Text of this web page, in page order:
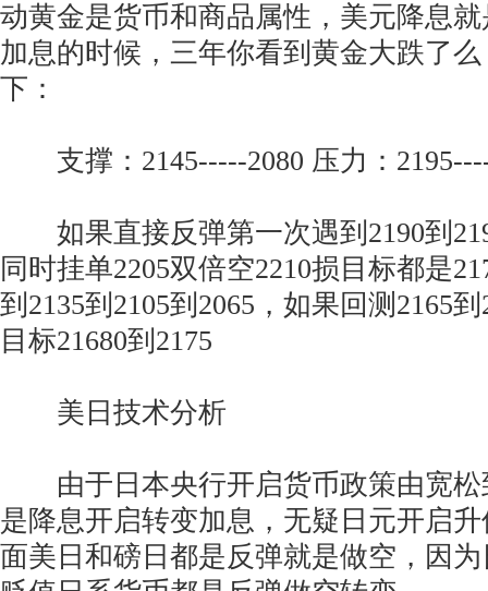
动黄金是货币和商品属性，美元降息
加息的时候，三年你看到黄金大跌了
下：
支撑：2145-----2080 压力：
如果直接反弹第一次遇到2190到
同时挂单2205双倍空2210损目标都是
到2135到2105到2065，如果回测2165
目标21680到2175
美日技术分析
由于日本央行开启货币政策由宽松
是降息开启转变加息，无疑日元开启
面美日和磅日都是反弹就是做空，因